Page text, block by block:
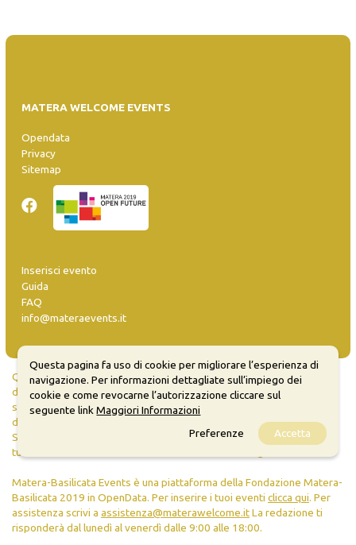
MATERA WELCOME EVENTS
Opendata
Privacy
Sitemap
Inserisci evento
Guida
FAQ
info@materaevents.it
Quanto realizzato è sottoposto a licenza CC-BY-SA che permette di
distribuire, modificare, creare opere derivate dall'originale, anche a
scopi commerciali, a condizione che venga riconosciuta la paternità
dell'opera all'autore.
Se remixi, trasformi il materiale o ti basi su di esso, devi distribuire i
tuoi contributi con la stessa licenza del materiale originario.
Matera-Basilicata Events è una piattaforma della Fondazione Matera-
Basilicata 2019 in OpenData. Per inserire i tuoi eventi clicca qui. Per
assistenza scrivi a assistenza@materawelcome.itLa redazione ti
risponderà dal lunedì al venerdì dalle 9:00 alle 18:00.
Questa pagina fa uso di cookie per migliorare l’esperienza di
navigazione. Per informazioni dettagliate sull’impiego dei
cookie e come revocarne l’autorizzazione cliccare sul
seguente linkMaggiori Informazioni
Preferenze
Accetta